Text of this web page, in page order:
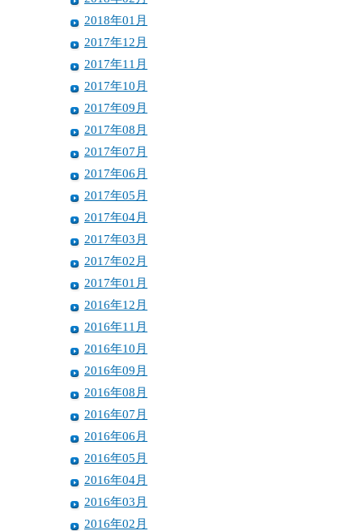
2018年01月
2017年12月
2017年11月
2017年10月
2017年09月
2017年08月
2017年07月
2017年06月
2017年05月
2017年04月
2017年03月
2017年02月
2017年01月
2016年12月
2016年11月
2016年10月
2016年09月
2016年08月
2016年07月
2016年06月
2016年05月
2016年04月
2016年03月
2016年02月